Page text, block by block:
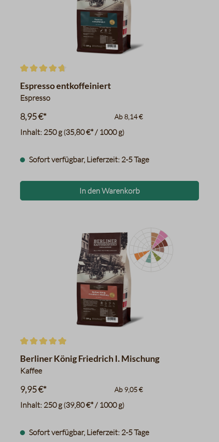
Datentabelle für das
Kakao
Toast
Zimt, Süßholz/Lakritze
Schwarzer Tee
Durchschnittliche Bewertung von 4.7 von 5 Sternen
Espresso entkoffeiniert
Espresso
Inhalt: 250 g(35,80 €* / 1000 g)
8,95 €* Ab 8,14 €
Sofort verfügbar, Lieferzeit: 2-5 Tage
In den Warenkorb
Datentabelle für das
Nussig, Maronen
Sahne
Vollmilchschokolade
Toast, Tabak
schwarzer Pfeffer
Schwarzer Tee
Kirschen, Pflaumen
Durchschnittliche Bewertung von 4.9 von 5 Sternen
Berliner König Friedrich I. Mischung
Kaffee
Inhalt: 250 g(39,80 €* / 1000 g)
9,95 €* Ab 9,05 €
Sofort verfügbar, Lieferzeit: 2-5 Tage